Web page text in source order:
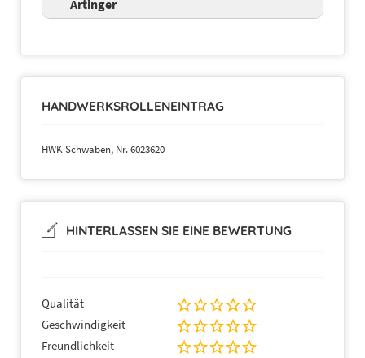
Artinger
HANDWERKSROLLENEINTRAG
HWK Schwaben, Nr. 6023620
HINTERLASSEN SIE EINE BEWERTUNG
Qualität
Geschwindigkeit
Freundlichkeit